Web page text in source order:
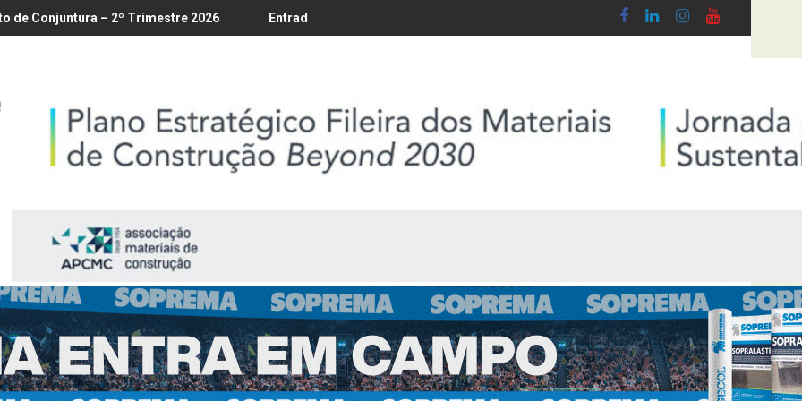
2º Trimestre 2026 Entrada em vigor da regulamentação do Lobby - Lei n.º 5-A/2026, de 28 de Janeiro
Diploma de transposição da Diretiva